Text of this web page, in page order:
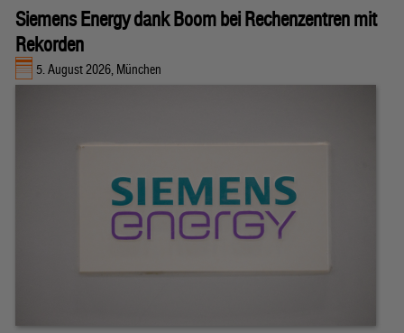
Siemens Energy dank Boom bei Rechenzentren mit
Rekorden
5. August 2026, München